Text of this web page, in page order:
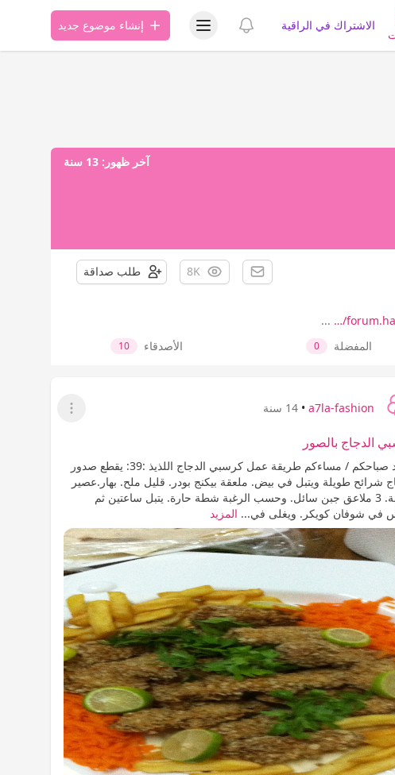
الاشتراك في الراقية عرض الإشعاراتعرض قائمة المستخدمإنشاء موضوع جديد
آخر ظهور: 13 سنة
8K طلب صداقة
...
المفضلة 0 الأصدقاء 10
a7la-fashion
• 14 سنة
عرض القائمة
الدجاج بالصور
يسعد صباحكم / مساءكم طريقة عمل كرسبي الدجاج اللذيذ :39: يقطع صدور
شرائح طويلة ويتبل في بيض. ملعقة بيكنج بودر. قليل ملح. بهار.عصير
ليمونة. 3 ملاعق جبن سائل. وحسب الرغبة شطة حارة. يتبل ساعتين ثم
في شوفان كويكر. ويغلى في... المزيد